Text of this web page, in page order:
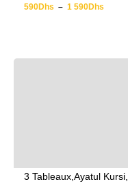
590Dhs – 1 590Dhs
3 Tableaux,Ayatul Kursi,